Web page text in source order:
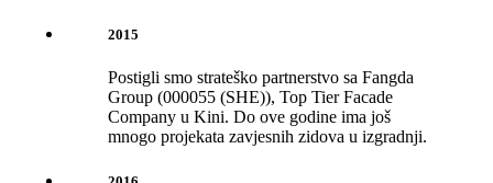
2015
Postigli smo strateško partnerstvo sa Fangda
Group (000055 (SHE)), Top Tier Facade
Company u Kini. Do ove godine ima još
mnogo projekata zavjesnih zidova u izgradnji.